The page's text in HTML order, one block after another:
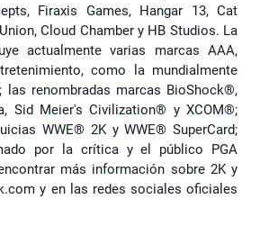
Firaxis Games, Hangar 13, Cat
Cloud Chamber y HB Studios. La
actualmente varias marcas AAA,
como la mundialmente
las renombradas marcas BioShock®,
Sid Meier's Civilization® y XCOM®;
WWE® 2K y WWE® SuperCard;
por la crítica y el público PGA
más información sobre 2K y
y en las redes sociales oficiales